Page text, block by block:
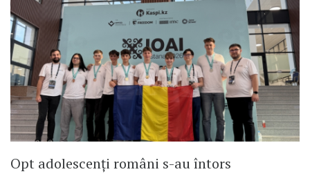
Opt adolescenți români s-au întors